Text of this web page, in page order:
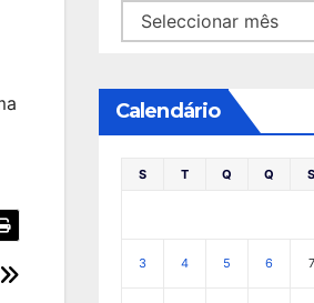
Arquivo
Calendário
S T Q Q S
3 4 5 6 7